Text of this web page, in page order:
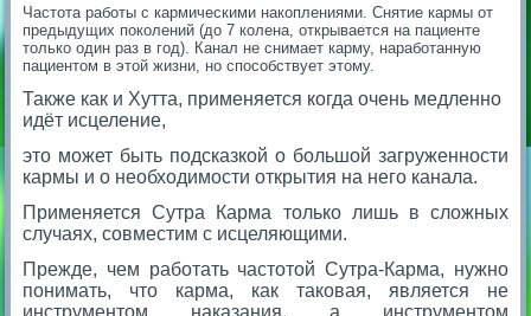
Частота работы с кармическими накоплениями. Снятие кармы от
предыдущих поколений (до 7 колена, открывается на пациенте
только один раз в год). Канал не снимает карму, наработанную
пациентом в этой жизни, но способствует этому.
Также как и Хутта, применяется когда очень медленно
идёт исцеление,
это может быть подсказкой о большой загруженности
кармы и о необходимости открытия на него канала.
Применяется Сутра Карма только лишь в сложных
случаях, совместим с исцеляющими.
Прежде, чем работать частотой Сутра-Карма, нужно
понимать, что карма, как таковая, является не